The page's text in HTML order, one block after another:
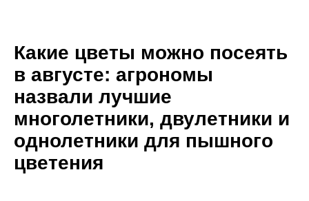
Какие цветы можно посеять
в августе: агрономы
назвали лучшие
многолетники, двулетники и
однолетники для пышного
цветения